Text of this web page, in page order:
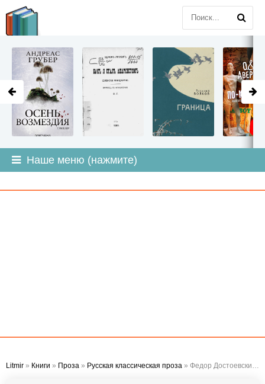
Наше меню (нажмите)
Litmir » Книги » Проза » Русская классическая проза » Федор Достоевский - Подросток
LITMIR.ORG